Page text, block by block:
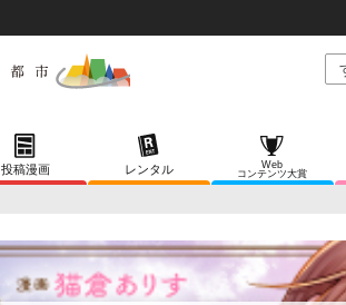
投稿漫画 レンタル
Web
コンテンツ大賞